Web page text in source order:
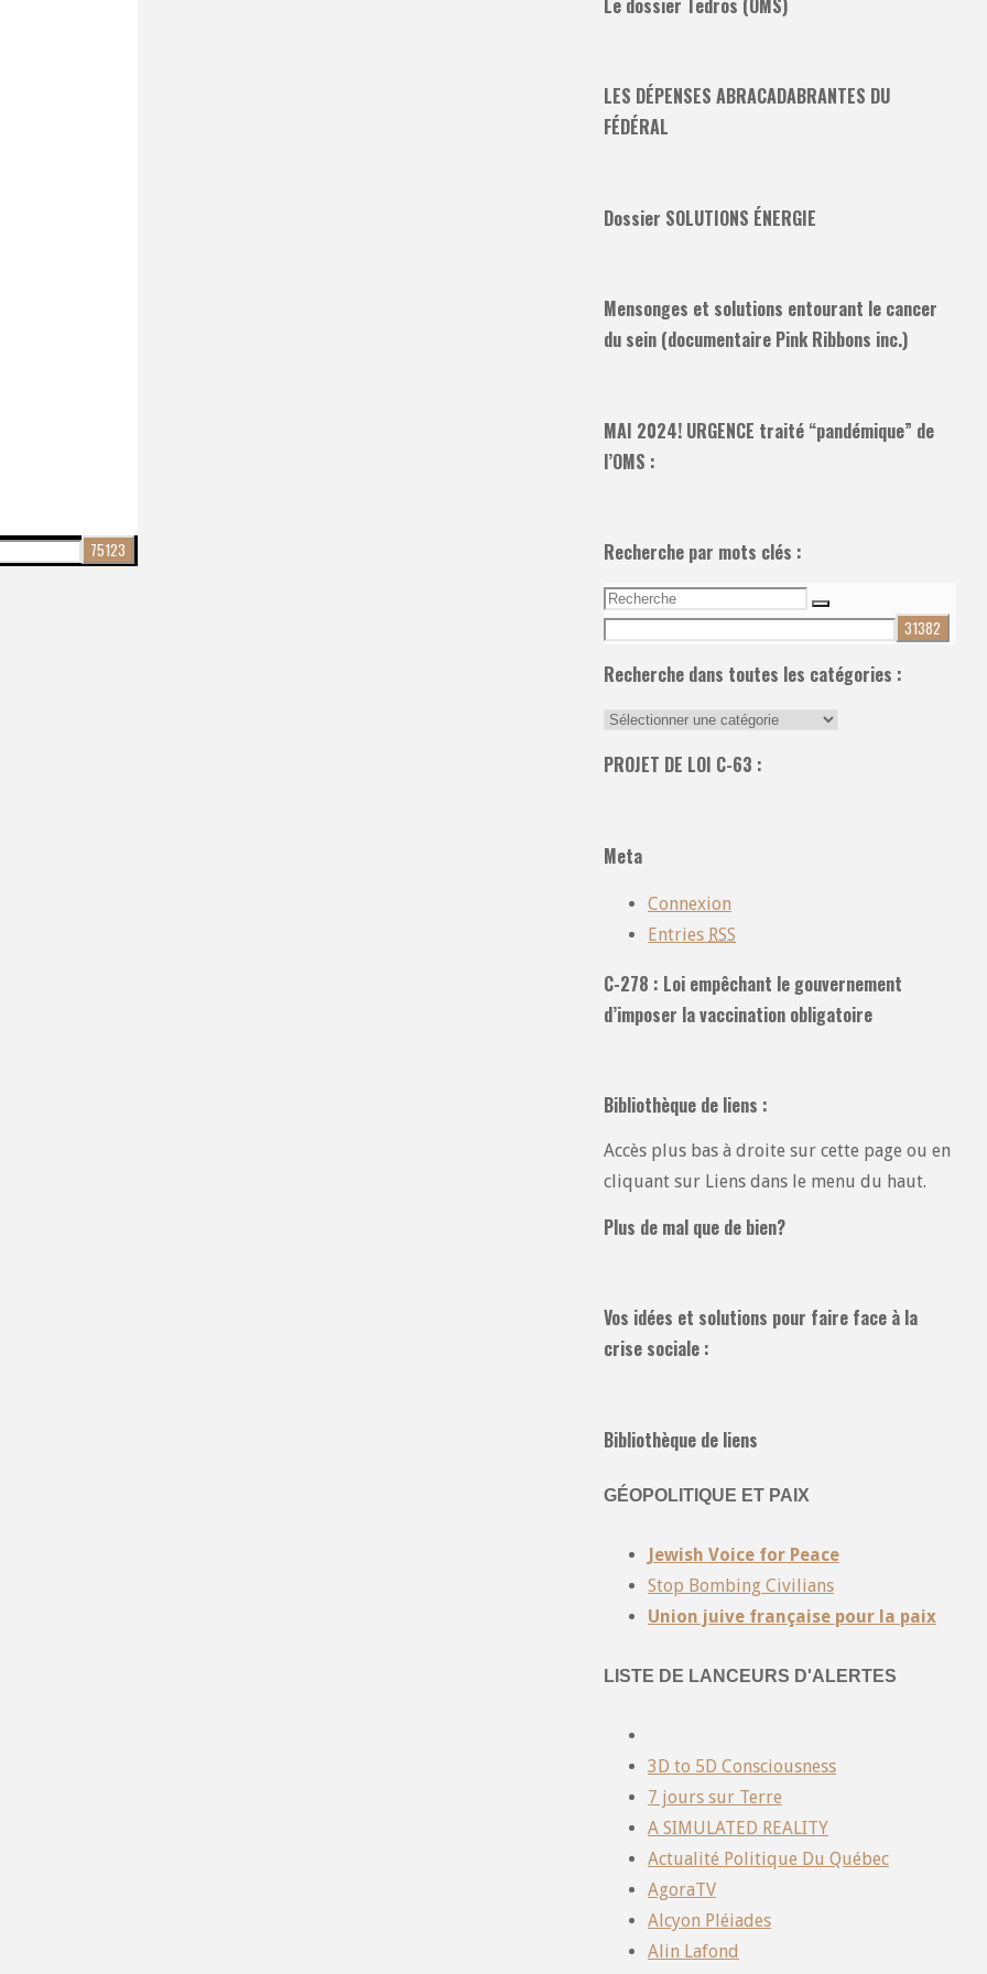
LES DÉPENSES ABRACADABRANTES DU
FÉDÉRAL
Dossier SOLUTIONS ÉNERGIE
Mensonges et solutions entourant le cancer
du sein (documentaire Pink Ribbons inc.)
MAI 2024! URGENCE traité “pandémique” de
l’OMS :
Recherche par mots clés :
Recherche
pour:
Recherche
Recherche dans toutes les catégories :
Recherche
toutes
PROJET DE LOI C-63 :
Meta
Connexion
Entries RSS
C-278 : Loi empêchant le gouvernement
d’imposer la vaccination obligatoire
Bibliothèque de liens :
Accès plus bas à droite sur cette page ou en
cliquant sur Liens dans le menu du haut.
Plus de mal que de bien?
Vos idées et solutions pour faire face à la
crise sociale :
Bibliothèque de liens
GÉOPOLITIQUE ET PAIX
Jewish Voice for Peace
Stop Bombing Civilians
Union juive française pour la paix
LISTE DE LANCEURS D'ALERTES
3D to 5D Consciousness
7 jours sur Terre
A SIMULATED REALITY
Actualité Politique Du Québec
AgoraTV
Alcyon Pléiades
Alin Lafond